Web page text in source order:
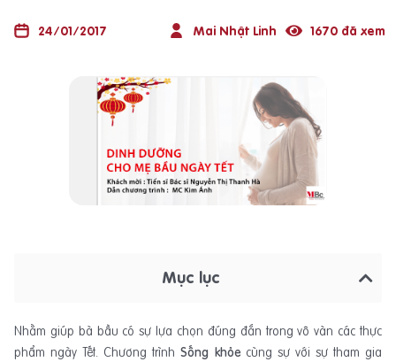
24/01/2017 Mai Nhật Linh 1670 đã xem
Mục lục
Nhằm giúp bà bầu có sự lựa chọn đúng đắn trong vô vàn các thực
phẩm ngày Tết. Chương trình Sống khỏe cùng sự với sự tham gia